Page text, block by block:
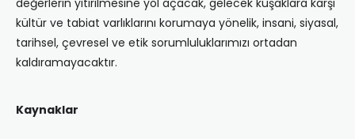
değerlerin yitirilmesine yol açacak, gelecek kuşaklara karşı
kültür ve tabiat varlıklarını korumaya yönelik, insani, siyasal,
tarihsel, çevresel ve etik sorumluluklarımızı ortadan
kaldıramayacaktır.
Kaynaklar